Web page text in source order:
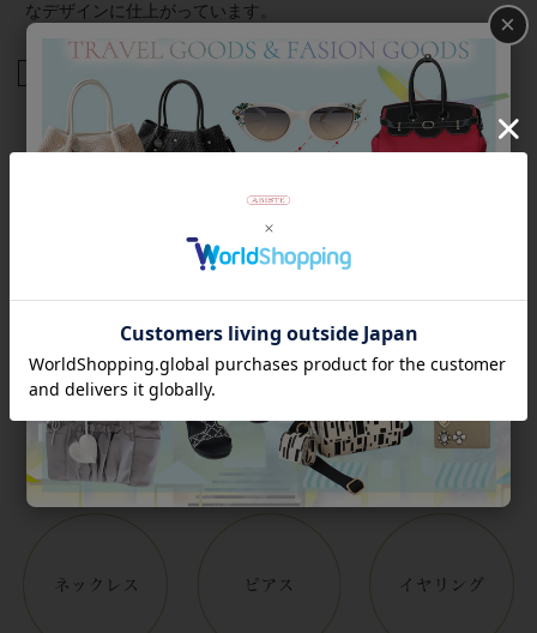
なデザインに仕上がっています。
Category
アイテムカテゴリー
×